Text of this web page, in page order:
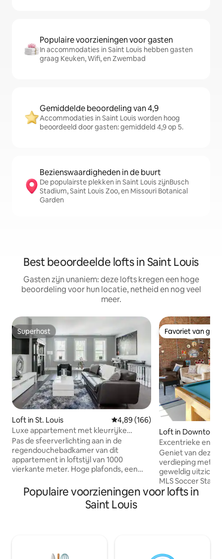
Populaire voorzieningen voor gasten
In accommodaties in Saint Louis hebben gasten
graag Keuken, Wifi, en Zwembad
Gemiddelde beoordeling van 4,9
Accommodaties in Saint Louis worden hoog
beoordeeld door gasten: gemiddeld 4,9 op 5.
Bezienswaardigheden in de buurt
De populairste plekken in Saint Louis zijnBusch
Stadium, Saint Louis Zoo, en Missouri Botanical
Garden
Best beoordeelde lofts in Saint Louis
Gasten zijn unaniem: deze lofts kregen een hoge
beoordeling voor hun locatie, netheid en nog veel
meer.
Superhost
Superhost
Loft in St. Louis Gemiddelde beoordeling van
4,89 (166)
Luxe appartement met kleurrijke
verlichting op Cherokee Street
Pas de sfeerverlichting aan in de
regendouchebadkamer van dit
appartement in loftstijl van 1000
vierkante meter. Hoge plafonds, een
dragen allemaal bij aan de sfeer. LET OP:
onze woning is ALLEEN voor maximaal
twee gasten en we hebben een
geschonden, is dit een reden voor
Favoriet van
Favoriet van
Loft in Downtown
ouis
Excentrieke en
Loft/Reuzenrad
Geniet van deze
verdieping met
geweldig uitzicht
MLS Soccer
appartement van
Union Station en
Populaire voorzieningen voor lofts in
Saint Louis